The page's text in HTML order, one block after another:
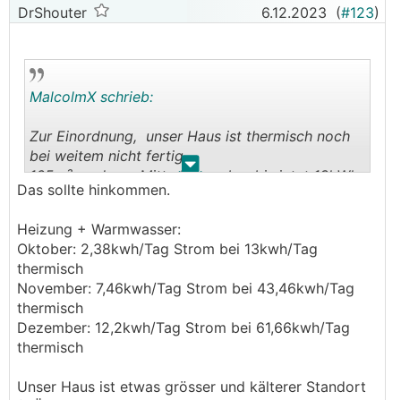
DrShouter 6.12.2023 (#123)
. .
MalcolmX schrieb:
Zur Einordnung, unser Haus ist thermisch noch
bei weitem nicht fertig.
165m², und von Mitte November bis jetzt 13kWh
Strom/Tag incl. Warmwasser, also rund 11-12kWh
Denke nächstes Jahr sind wir bei 8kWh pro Tag
fürs heizen bei wie gesagt 165m² bei den
beschriebenen Bedingungen.
Also ich würde sagen ein gut isoliertes 130m²
Haus ohne Keller kann gut bei 6kWh stehen
Das sollte hinkommen.
Heizung + Warmwasser:
Oktober: 2,38kwh/Tag Strom bei 13kwh/Tag
thermisch
November: 7,46kwh/Tag Strom bei 43,46kwh/Tag
thermisch
Dezember: 12,2kwh/Tag Strom bei 61,66kwh/Tag
thermisch
Unser Haus ist etwas grösser und kälterer Standort